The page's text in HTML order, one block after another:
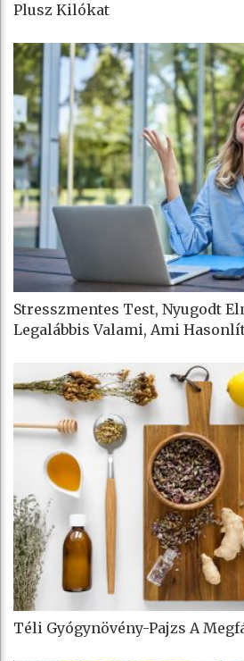
Plusz Kilókat
Stresszmentes Test, Nyugodt
Legalábbis Valami, Ami
Téli Gyógynövény-Pajzs A